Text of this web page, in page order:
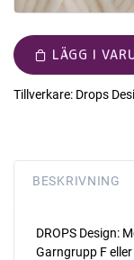
LÄGG I
Tillverkare: Drops
BESKRIVNING
DROPS Design:
Garngrupp F eller